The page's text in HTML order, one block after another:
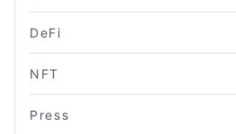
DeFi
NFT
Press